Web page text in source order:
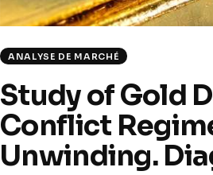
ANALYSE DE MARCHÉ
Study of Gold
Conflict
Unwinding.